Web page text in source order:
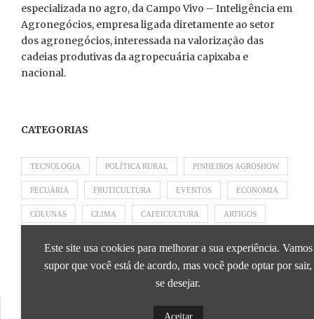
especializada no agro, da Campo Vivo – Inteligência em
Agronegócios, empresa ligada diretamente ao setor
dos agronegócios, interessada na valorização das
cadeias produtivas da agropecuária capixaba e
nacional.
CATEGORIAS
TECNOLOGIA POLÍTICA RURAL PINHEIROS AGROSHOW
PECUÁRIA FRUTICULTURA EVENTOS ECONOMIA
COLUNAS CLIMA CAFEICULTURA ARTIGOS
APRESENTADO POR BRAPEX
Este site usa cookies para melhorar a sua experiência. Vamos
supor que você está de acordo, mas você pode optar por sair,
se desejar.
Aceitar